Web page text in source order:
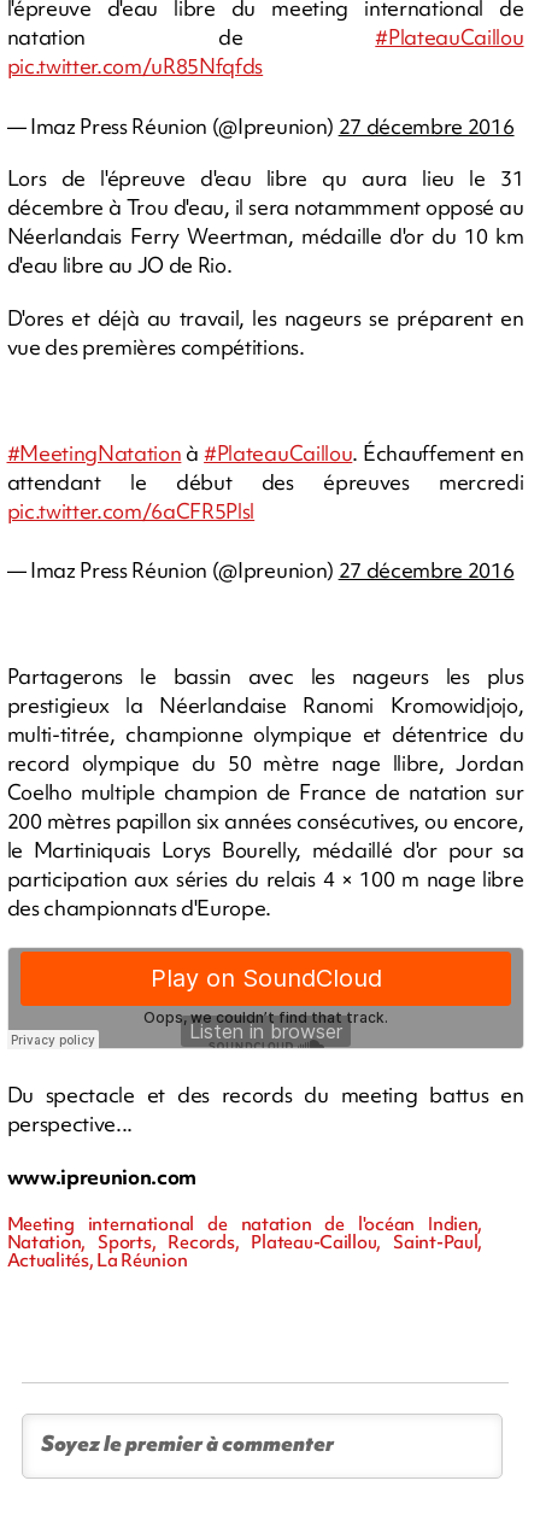
l'épreuve d'eau libre du meeting international de
natation de#PlateauCaillou
pic.twitter.com/uR85Nfqfds
— Imaz Press Réunion (@Ipreunion) 27 décembre 2016
Lors de l'épreuve d'eau libre qu aura lieu le 31
décembre à Trou d'eau, il sera notammment opposé au
Néerlandais Ferry Weertman, médaille d'or du 10 km
d'eau libre au JO de Rio.
D'ores et déjà au travail, les nageurs se préparent en
vue des premières compétitions.
#MeetingNatation à#PlateauCaillou. Échauffement en
attendant le début des épreuves mercredi
pic.twitter.com/6aCFR5Plsl
— Imaz Press Réunion (@Ipreunion) 27 décembre 2016
Partagerons le bassin avec les nageurs les plus
prestigieux la Néerlandaise Ranomi Kromowidjojo,
multi-titrée, championne olympique et détentrice du
record olympique du 50 mètre nage llibre, Jordan
Coelho multiple champion de France de natation sur
200 mètres papillon six années consécutives, ou encore,
le Martiniquais Lorys Bourelly, médaillé d'or pour sa
participation aux séries du relais 4 × 100 m nage libre
des championnats d'Europe.
Du spectacle et des records du meeting battus en
perspective...
www.ipreunion.com
Meeting international de natation de l'océan Indien,
Natation, Sports, Records, Plateau-Caillou, Saint-Paul,
Actualités, La Réunion